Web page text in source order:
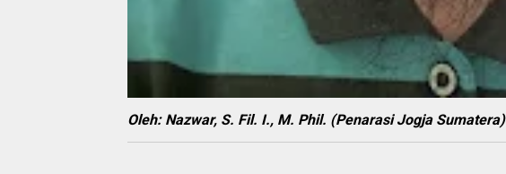
Oleh: Nazwar, S. Fil. I., M. Phil. (Penarasi Jogja Sumatera)